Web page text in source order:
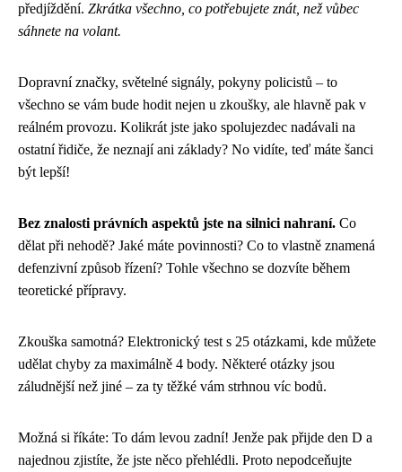
předjíždění. Zkrátka všechno, co potřebujete znát, než vůbec
sáhnete na volant.
Dopravní značky, světelné signály, pokyny policistů – to
všechno se vám bude hodit nejen u zkoušky, ale hlavně pak v
reálném provozu. Kolikrát jste jako spolujezdec nadávali na
ostatní řidiče, že neznají ani základy? No vidíte, teď máte šanci
být lepší!
Bez znalosti právních aspektů jste na silnici nahraní. Co
dělat při nehodě? Jaké máte povinnosti? Co to vlastně znamená
defenzivní způsob řízení? Tohle všechno se dozvíte během
teoretické přípravy.
Zkouška samotná? Elektronický test s 25 otázkami, kde můžete
udělat chyby za maximálně 4 body. Některé otázky jsou
záludnější než jiné – za ty těžké vám strhnou víc bodů.
Možná si říkáte: To dám levou zadní! Jenže pak přijde den D a
najednou zjistíte, že jste něco přehlédli. Proto nepodceňujte